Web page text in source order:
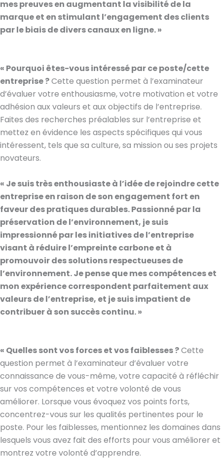
mes preuves en augmentant la visibilité de la
marque et en stimulant l’engagement des clients
par le biais de divers canaux en ligne. »
« Pourquoi êtes-vous intéressé par ce poste/cette
entreprise ?Cette question permet à l’examinateur
d’évaluer votre enthousiasme, votre motivation et votre
adhésion aux valeurs et aux objectifs de l’entreprise.
Faites des recherches préalables sur l’entreprise et
mettez en évidence les aspects spécifiques qui vous
intéressent, tels que sa culture, sa mission ou ses projets
novateurs.
« Je suis très enthousiaste à l’idée de rejoindre cette
entreprise en raison de son engagement fort en
faveur des pratiques durables. Passionné par la
préservation de l’environnement, je suis
impressionné par les initiatives de l’entreprise
visant à réduire l’empreinte carbone et à
promouvoir des solutions respectueuses de
l’environnement. Je pense que mes compétences et
mon expérience correspondent parfaitement aux
valeurs de l’entreprise, et je suis impatient de
contribuer à son succès continu. »
« Quelles sont vos forces et vos faiblesses ?Cette
question permet à l’examinateur d’évaluer votre
connaissance de vous-même, votre capacité à réfléchir
sur vos compétences et votre volonté de vous
améliorer. Lorsque vous évoquez vos points forts,
concentrez-vous sur les qualités pertinentes pour le
poste. Pour les faiblesses, mentionnez les domaines dans
lesquels vous avez fait des efforts pour vous améliorer et
montrez votre volonté d’apprendre.